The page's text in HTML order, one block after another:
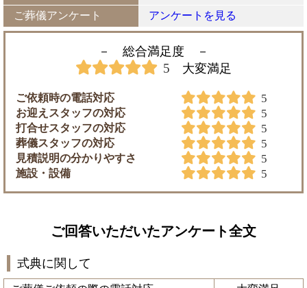
ご葬儀アンケート
アンケートを見る
－ 総合満足度 －
5 大変満足
ご依頼時の電話対応 5
お迎えスタッフの対応 5
打合せスタッフの対応 5
葬儀スタッフの対応 5
見積説明の分かりやすさ 5
施設・設備 5
ご回答いただいたアンケート全文
式典に関して